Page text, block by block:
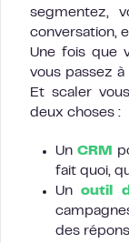
segmentez,
conversation,
Une fois que
vous passez à
Et scaler
deux choses :
Un CRM
fait quoi,
Unoutil
des